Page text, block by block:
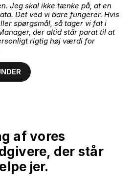
Jeg skal ikke tænke på, at en
Det ved vi bare fungerer. Hvis
spørgsmål, så tager vi fat i
der altid står parat til at
rigtig høj værdi for
af vores
der står
jer.